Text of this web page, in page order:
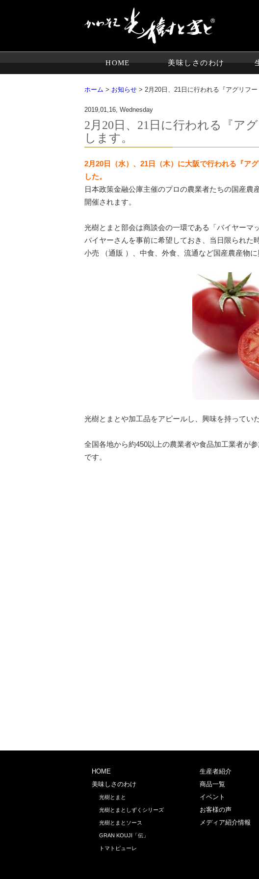
HOME 美味しさのわけ
ホーム > お知らせ > 2月20日、21日に行われる『アグリフ
2019,01,16, Wednesday
2月20日、21日に行われる『ア
します。
2月20日（水）、21日（木）に大阪で行われる『ア
した。
日本政策金融公庫主催のプロの農業者たちの国産
開催されます。
光樹とまと部会は商談会の一環である「バイヤーマ
バイヤーさんを事前に希望しておき、当日限られた
小売 （通販 ）、中食、外食、流通など国産農産物
光樹とまとや加工品をアピールし、興味を持ってい
全国各地から約450以上の農業者や食品加工業者が
です。
HOME
美味しさのわけ
光樹とまと
光樹とまとしずくシリーズ
光樹とまとソース
GRAN KOUJI「伝」
トマトピューレ
生産者紹介
商品一覧
イベント
お客様の声
メディア紹介情報